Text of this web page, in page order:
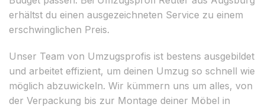
erhältst du einen ausgezeichneten Service zu einem
erschwinglichen Preis.
Unser Team von Umzugsprofis ist bestens ausgebildet
und arbeitet effizient, um deinen Umzug so schnell wie
möglich abzuwickeln. Wir kümmern uns um alles, von
der Verpackung bis zur Montage deiner Möbel in